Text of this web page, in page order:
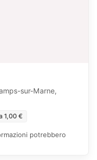
sur-Marne,
1,00 €
potrebbero